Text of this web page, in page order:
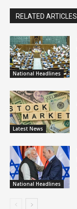
RELATED ARTICLES
National Headlines
Latest News
National Headlines